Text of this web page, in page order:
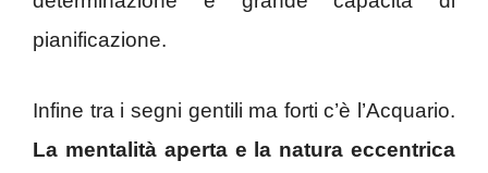
pianificazione.
Infine tra i segni gentili ma forti c’è l’Acquario.
La mentalità aperta e la natura eccentrica